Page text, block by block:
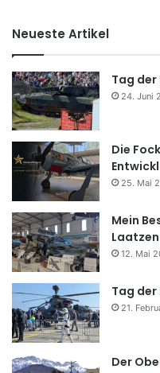
Neueste Artikel
Tag der
24. Juni
Die
25. Mai
Mein
12. Mai
Tag der
21.
Der